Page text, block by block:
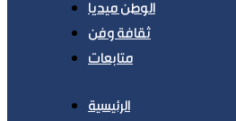
الوطن ميديا
ثقافة وفن
متابعات
الرئيسية